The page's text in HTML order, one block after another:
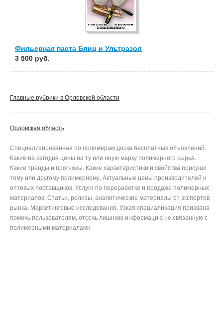
Фильерная паста Блиц и Ультразол
3 500 руб.
Главные рубрики в Орловской области
Орловская область
Специализированная по полимерам доска бесплатных объявлений.
Какие на сегодня цены на ту или иную марку полимерного сырья.
Какие тренды и прогнозы. Какие характеристики и свойства присущи
тому или другому полимерному. Актуальные цены производителей и
оптовых поставщиков. Услуги по переработке и продаже полимерных
материалов. Статьи, релизы, аналитические материалы от экспертов
рынка. Маркетинговые исследования. Узкая специализация призвана
помочь пользователям, отсечь лишнюю информацию не связанную с
полимерными материалами